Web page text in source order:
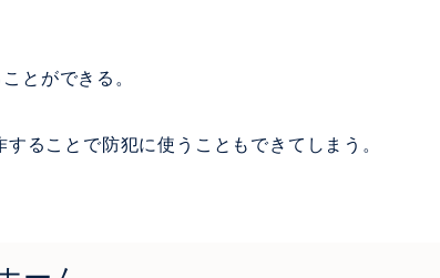
とができる。
ることで防犯に使うこともできてしまう。